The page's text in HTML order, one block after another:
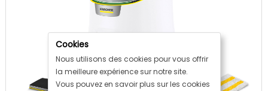
Cookies
Nous utilisons des cookies pour vous offrir
la meilleure expérience sur notre site.
Vous pouvez en savoir plus sur les cookies